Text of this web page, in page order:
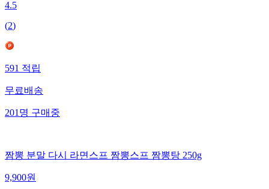
4.5
(2)
591적립
무료배송
201명구매중
짬뽕 분말 다시 라면스프 짬뽕스프 짬뽕탕 250g
9,900원